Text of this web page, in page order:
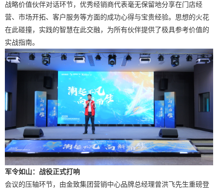
战略价值伙伴对话环节，优秀经销商代表毫无保留地分享在门店经
营、市场开拓、客户服务等方面的成功心得与宝贵经验。思想的火花
在此碰撞，实践的智慧在此交融，为所有伙伴提供了极具参考价值的
实战指南。
军令如山：战役正式打响
会议的压轴环节，由金致集团营销中心品牌总经理曾洪飞先生重磅登